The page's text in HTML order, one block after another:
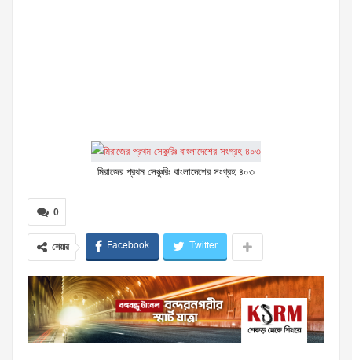
মিরাজের প্রথম সেঞ্চুরিঃ বাংলাদেশের সংগ্রহ ৪০৩
0
শেয়ার Facebook Twitter